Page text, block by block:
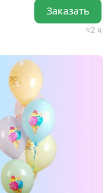
2 ч
Заказать